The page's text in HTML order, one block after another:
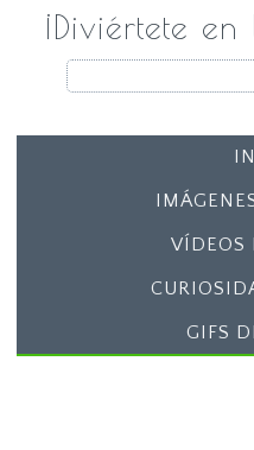
¡Diviértete
VÍDEOS
GIFS